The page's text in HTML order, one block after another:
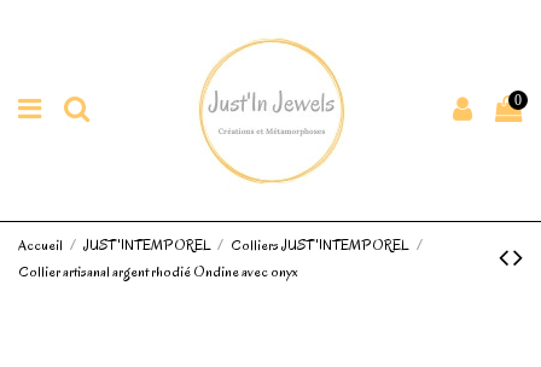
0
Accueil JUST'INTEMPOREL
Colliers JUST'INTEMPOREL
Collier artisanal argent rhodié Ondine avec onyx